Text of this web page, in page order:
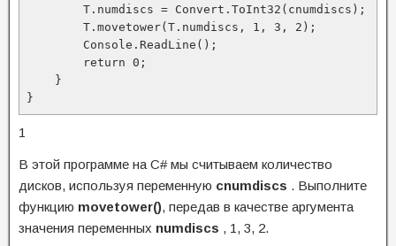
        T.numdiscs = Convert.ToInt32(cnumdiscs);
        T.movetower(T.numdiscs, 1, 3, 2);
        Console.ReadLine();
        return 0;
    }
}
1
В этой программе на C# мы считываем количество
дисков, используя переменную cnumdiscs . Выполните
функцию movetower(), передав в качестве аргумента
значения переменных numdiscs , 1, 3, 2.